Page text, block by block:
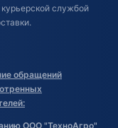
курьерской службой
обращений
ООО "ТехноАгро"